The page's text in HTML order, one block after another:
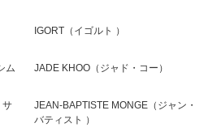
IGORT（イゴルト ）
ム
JADE KHOO（ジャド・コー）
サ
JEAN-BAPTISTE MONGE（ジャン・
バティスト ）